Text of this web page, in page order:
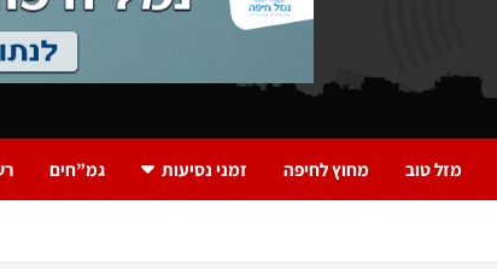
מזל טוב מחוץ לחיפה זמני נסיעות גמ”חים